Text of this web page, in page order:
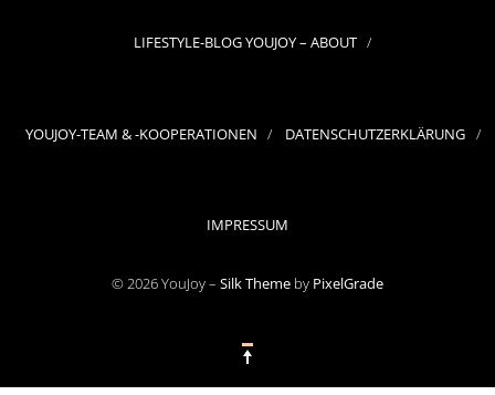
LIFESTYLE-BLOG YOUJOY – ABOUT
YOUJOY-TEAM & -KOOPERATIONEN DATENSCHUTZERKLÄRUNG
IMPRESSUM
© 2026 YouJoy – Silk Theme by PixelGrade